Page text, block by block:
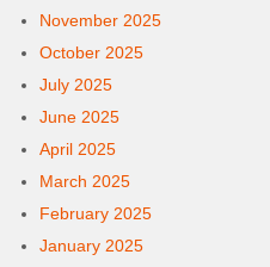
November 2025
October 2025
July 2025
June 2025
April 2025
March 2025
February 2025
January 2025